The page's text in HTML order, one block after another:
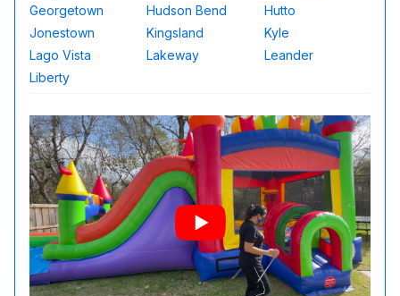
Georgetown
Hudson Bend
Hutto
Jonestown
Kingsland
Kyle
Lago Vista
Lakeway
Leander
Liberty